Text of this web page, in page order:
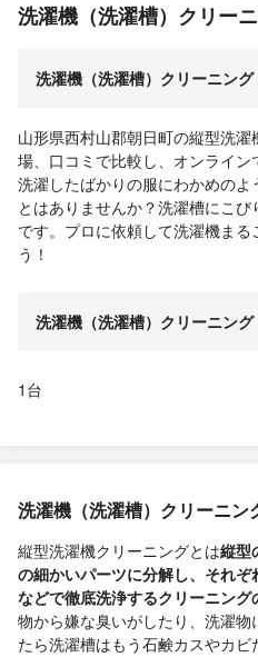
洗濯機（洗濯槽）クリー
洗濯機（洗濯槽）クリーニン
山形県西村山郡朝日町の縦型洗
場、口コミで比較し、オンライン
洗濯したばかりの服にわかめの
とはありませんか？洗濯槽にこ
です。プロに依頼して洗濯機ま
う！
洗濯機（洗濯槽）クリーニン
1台
洗濯機（洗濯槽）クリーニン
縦型洗濯機クリーニングとは縦型
の細かいパーツに分解し、それ
などで徹底洗浄するクリーニング
物から嫌な臭いがしたり、洗濯
たら洗濯槽はもう石鹸カスやカビ